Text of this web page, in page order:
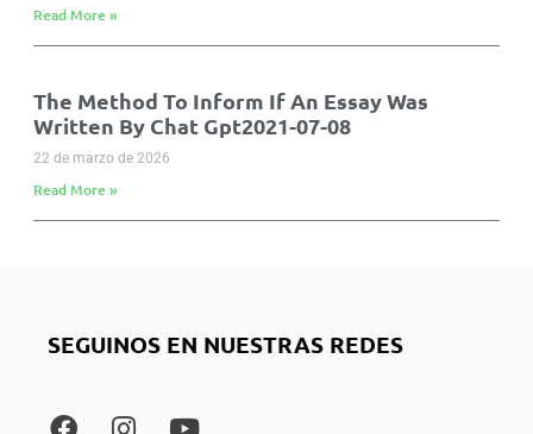
Read More »
The Method To Inform If An Essay Was
Written By Chat Gpt2021-07-08
22 de marzo de 2026
Read More »
SEGUINOS EN NUESTRAS REDES